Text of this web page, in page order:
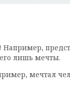
лишь мечты.
мечтал